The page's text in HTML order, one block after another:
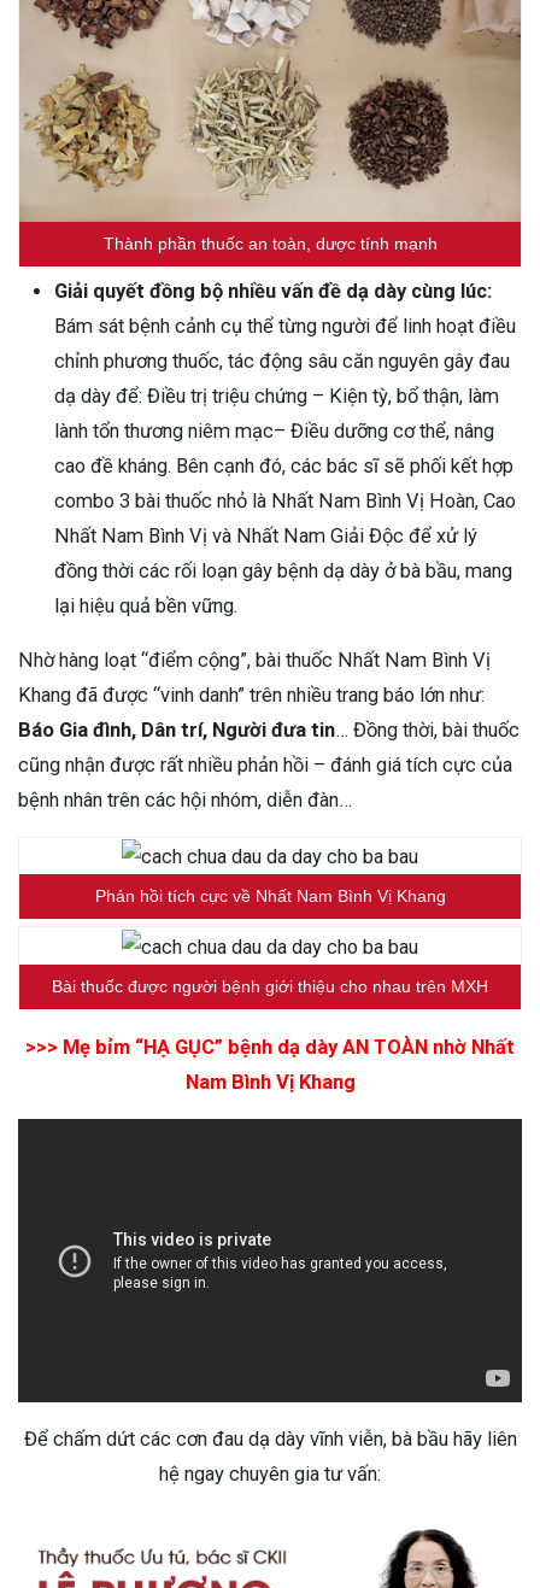
Thành phần thuốc an toàn, dược tính mạnh
Giải quyết đồng bộ nhiều vấn đề dạ dày cùng lúc:
Bám sát bệnh cảnh cụ thể từng người để linh hoạt điều
chỉnh phương thuốc, tác động sâu căn nguyên gây đau
dạ dày để: Điều trị triệu chứng – Kiện tỳ, bổ thận, làm
lành tổn thương niêm mạc– Điều dưỡng cơ thể, nâng
cao đề kháng. Bên cạnh đó, các bác sĩ sẽ phối kết hợp
combo 3 bài thuốc nhỏ là Nhất Nam Bình Vị Hoàn, Cao
Nhất Nam Bình Vị và Nhất Nam Giải Độc để xử lý
đồng thời các rối loạn gây bệnh dạ dày ở bà bầu, mang
lại hiệu quả bền vững.
Nhờ hàng loạt “điểm cộng”, bài thuốc Nhất Nam Bình Vị
Khang đã được “vinh danh” trên nhiều trang báo lớn như:
Báo Gia đình, Dân trí, Người đưa tin… Đồng thời, bài thuốc
cũng nhận được rất nhiều phản hồi – đánh giá tích cực của
bệnh nhân trên các hội nhóm, diễn đàn…
Phản hồi tích cực về Nhất Nam Bình Vị Khang
Bài thuốc được người bệnh giới thiệu cho nhau trên MXH
>>> Mẹ bỉm “HẠ GỤC” bệnh dạ dày AN TOÀN nhờ Nhất
Nam Bình Vị Khang
Để chấm dứt các cơn đau dạ dày vĩnh viễn, bà bầu hãy liên
hệ ngay chuyên gia tư vấn: